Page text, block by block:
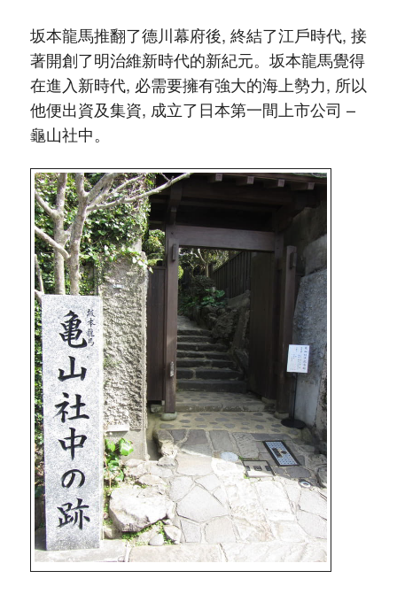
坂本龍馬推翻了德川幕府後, 終結了江戶時代, 接
著開創了明治維新時代的新紀元。坂本龍馬覺得
在進入新時代, 必需要擁有強大的海上勢力, 所以
他便出資及集資, 成立了日本第一間上市公司 –
龜山社中。